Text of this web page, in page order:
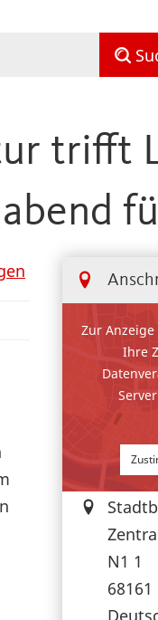
trifft
Zur
Ihre
N1 1
68161